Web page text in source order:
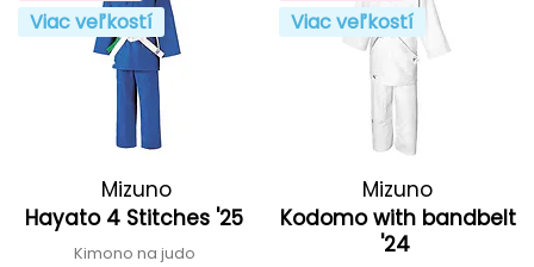
Viac veľkostí
Mizuno
Hayato 4 Stitches '25
Kimono na judo
Viac veľkostí
Mizuno
Kodomo with bandbelt
'24